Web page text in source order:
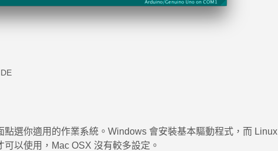
點選你適用的作業系統。Windows 會安裝基本驅動程式，而 Linux
以使用，Mac OSX 沒有較多設定。